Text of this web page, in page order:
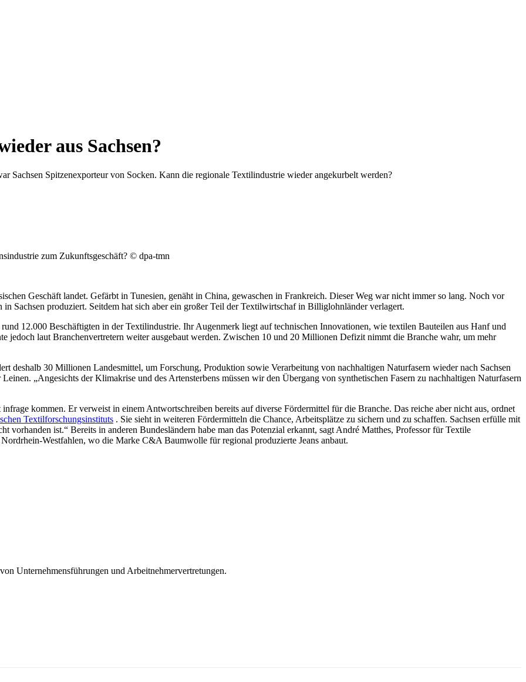
aus Sachsen?
Sachsen Spitzenexporteur von Socken. Kann die regionale Textilindustrie wieder angekurbelt werden?
zum Zukunftsgeschäft? © dpa-tmn
Geschäft landet. Gefärbt in Tunesien, genäht in China, gewaschen in Frankreich. Dieser Weg war nicht immer so lang. Noch vor
Sachsen produziert. Seitdem hat sich aber ein großer Teil der Textilwirtschaf in Billiglohnländer verlagert.
12.000 Beschäftigten in der Textilindustrie. Ihr Augenmerk liegt auf technischen Innovationen, wie textilen Bauteilen aus Hanf und
jedoch laut Branchenvertretern weiter ausgebaut werden. Zwischen 10 und 20 Millionen Defizit nimmt die Branche wahr, um mehr
deshalb 30 Millionen Landesmittel, um Forschung, Produktion sowie Verarbeitung von nachhaltigen Naturfasern wieder nach Sachsen
„Angesichts der Klimakrise und des Artensterbens müssen wir den Übergang von synthetischen Fasern zu nachhaltigen Naturfasern
kommen. Er verweist in einem Antwortschreiben bereits auf diverse Fördermittel für die Branche. Das reiche aber nicht aus, ordnet
Textilforschungsinstituts . Sie sieht in weiteren Fördermitteln die Chance, Arbeitsplätze zu sichern und zu schaffen. Sachsen erfülle mit
ist.“ Bereits in anderen Bundesländern habe man das Potenzial erkannt, sagt André Matthes, Professor für Textile
Westfahlen, wo die Marke C&A Baumwolle für regional produzierte Jeans anbaut.
Unternehmensführungen und Arbeitnehmervertretungen.